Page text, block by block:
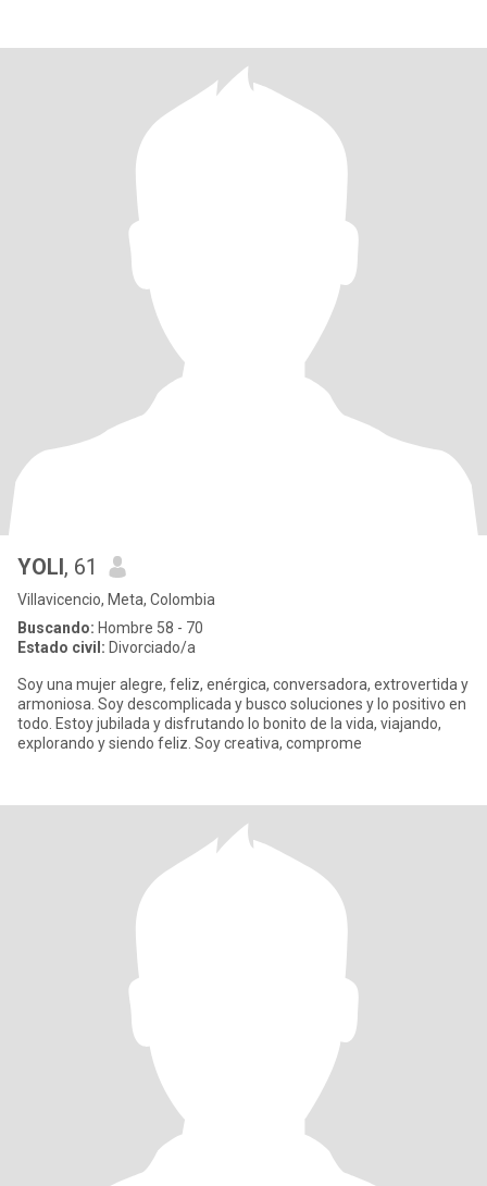
YOLI, 61
Villavicencio, Meta, Colombia
Buscando: Hombre 58 - 70
Estado civil: Divorciado/a
Soy una mujer alegre, feliz, enérgica, conversadora, extrovertida y
armoniosa. Soy descomplicada y busco soluciones y lo positivo en
todo. Estoy jubilada y disfrutando lo bonito de la vida, viajando,
explorando y siendo feliz. Soy creativa, comprome